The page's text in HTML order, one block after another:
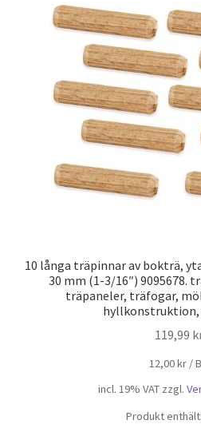
10 långa träpinnar av bokträ,
30 mm (1-3/16″) 9095678.
träpaneler, träfogar,
hyllkonstruktion,
119,99
12,00kr /
incl. 19% VAT zzgl.
Produkt